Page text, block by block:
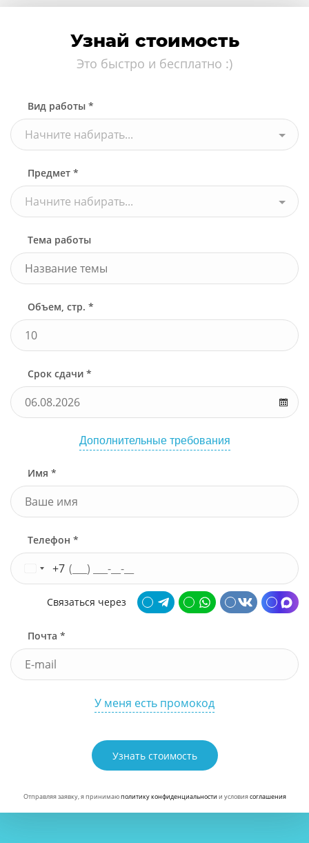
Узнай стоимость
Это быстро и бесплатно :)
Вид работы *
Начните набирать...
Предмет *
Начните набирать...
Тема работы
Объем, стр. *
Срок сдачи *
Дополнительные требования
Имя *
Телефон *
+7
Связаться через
Почта *
У меня есть промокод
Узнать стоимость
Отправляя заявку, я принимаюполитику конфиденциальности и условиясоглашения